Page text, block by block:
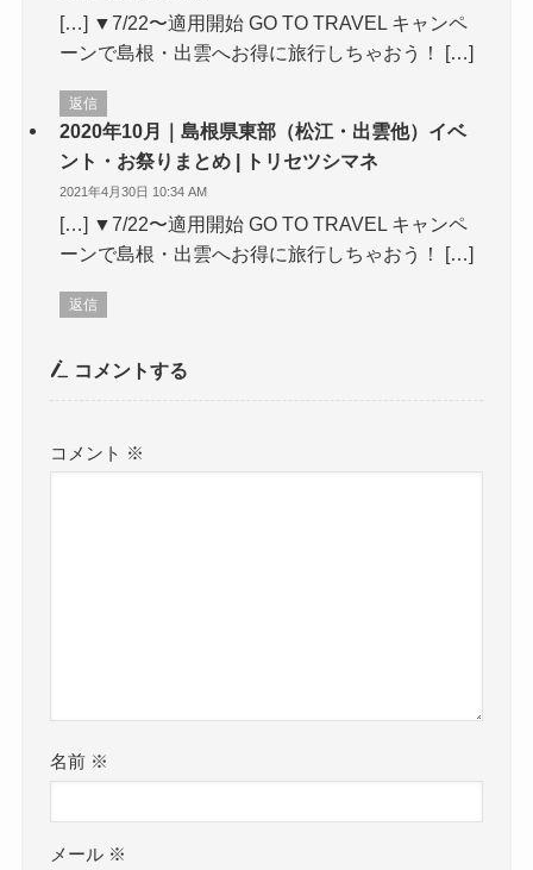
[…] ▼7/22〜適用開始 GO TO TRAVEL キャンペ
ーンで島根・出雲へお得に旅行しちゃおう！ […]
返信
2020年10月｜島根県東部（松江・出雲他）イベ
ント・お祭りまとめ | トリセツシマネ
2021年4月30日 10:34 AM
[…] ▼7/22〜適用開始 GO TO TRAVEL キャンペ
ーンで島根・出雲へお得に旅行しちゃおう！ […]
返信
コメントする
コメント ※
名前 ※
メール ※